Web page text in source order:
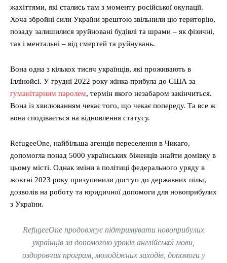
жахіттями, які стались там з моменту російської окупації.
Хоча збройні сили України зрештою звільнили цю територію,
позаду залишилися зруйновані будівлі та шрами – як фізичні,
так і ментальні – від смертей та руйнувань.
Вона одна з кількох тисяч українців, які проживають в
Іллінойсі. У грудні 2022 року жінка прибула до США за
гуманітарним паролем, термін якого незабаром закінчиться.
Вона із хвилюванням чекає того, що чекає попереду. Та все ж
вона сподівається на відновлення статусу.
RefugeeOne, найбільша агенція переселення в Чикаго,
допомогла понад 5000 українських біженців знайти домівку в
цьому місті. Однак зміни в політиці федерального уряду в
жовтні 2023 року призупинили доступ до державних пільг,
дозволів на роботу та юридичної допомоги для новоприбулих
з України.
RefugeeOne продовжує підтримувати новоприбулих
українців за допомогою уроків англійської мови,
оздоровчих програм, молодіжних заходів, допомоги у